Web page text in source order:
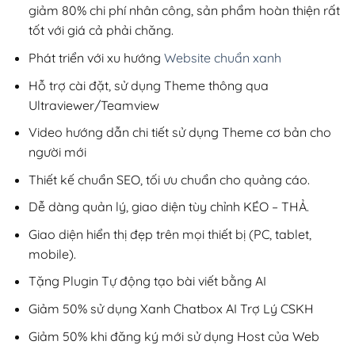
giảm 80% chi phí nhân công, sản phẩm hoàn thiện rất
tốt với giá cả phải chăng.
Phát triển với xu hướng Website chuẩn xanh
Hỗ trợ cài đặt, sử dụng Theme thông qua
Ultraviewer/Teamview
Video hướng dẫn chi tiết sử dụng Theme cơ bản cho
người mới
Thiết kế chuẩn SEO, tối ưu chuẩn cho quảng cáo.
Dễ dàng quản lý, giao diện tùy chỉnh KÉO – THẢ.
Giao diện hiển thị đẹp trên mọi thiết bị (PC, tablet,
mobile).
Tặng Plugin Tự động tạo bài viết bằng AI
Giảm 50% sử dụng Xanh Chatbox AI Trợ Lý CSKH
Giảm 50% khi đăng ký mới sử dụng Host của Web